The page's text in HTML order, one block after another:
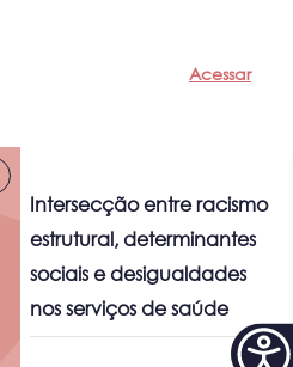
Acessar
Intersecção entre racismo
estrutural, determinantes
sociais e desigualdades
nos serviços de saúde